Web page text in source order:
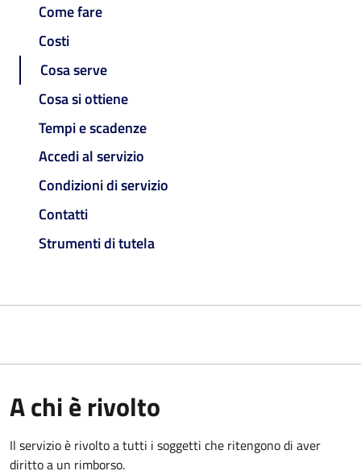
Come fare
Costi
Cosa serve
Cosa si ottiene
Tempi e scadenze
Accedi al servizio
Condizioni di servizio
Contatti
Strumenti di tutela
A chi è rivolto
Il servizio è rivolto a tutti i soggetti che ritengono di aver
diritto a un rimborso.